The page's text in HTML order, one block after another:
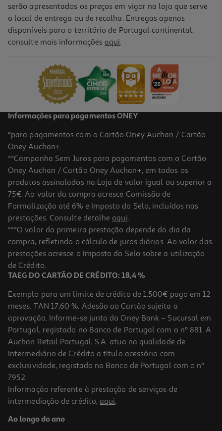
serão apresentados os preços em vigor na loja que serve
o local de entrega ou de recolha. Entregas apenas
disponíveis para o território de Portugal continental,
consulte mais informações aqui.
Informações para pagamentos ONEY
*para pagamentos com o Cartão Oney Auchan / Cartão
Oney Auchan+.
**Campanha Sem Juros para pagamentos com o Cartão
Oney Auchan / Cartão Oney Auchan+, em todos os
produtos assinalados na Loja de valor igual ou superior a
75€. Ao valor da compra acresce Comissão de
Formalização até 6% e Imposto do Selo, incluídos nas
prestações. Consulte detalhe aqui.
***O valor da primeira prestação depende do dia da
compra, refletindo o cálculo de juros diários. Ao valor das
prestações acresce o Imposto do Selo sobre a utilização
de Crédito.
TAEG DO CARTÃO DE CRÉDITO: 18,4 %
Exemplo para um limite de crédito de 1.500€ pago em 12
meses. TAN 17,60 %. Adesão ao Cartão sujeita a
aprovação. Informe-se junto do Oney Bank – Sucursal em
Portugal, registado no Banco de Portugal com o nº 881. A
Auchan Retail Portugal, S.A. atua na qualidade de
Intermediário de Crédito a título acessório com
exclusividade, registado no Banco de Portugal com o nº
7952.
Informação referente à prestação de serviços de
intermediação de crédito, aqui.
Ao longo do ano